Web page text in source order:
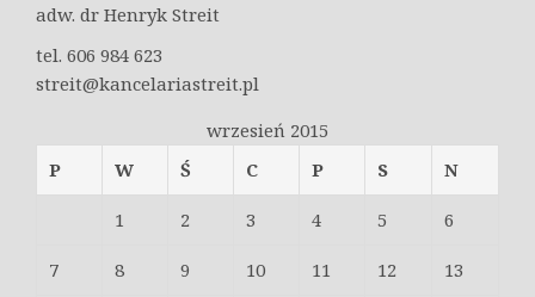
t
o
i
adw. dr Henryk Streit
tel. 606 984 623
streit@kancelariastreit.pl
wrzesień 2015
P
W Ś C P S N
1 2 3 4 5 6
7 8 9 10 11 12 13